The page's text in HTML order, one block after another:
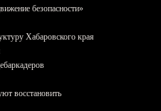
безопасности»
Хабаровского края
восстановить